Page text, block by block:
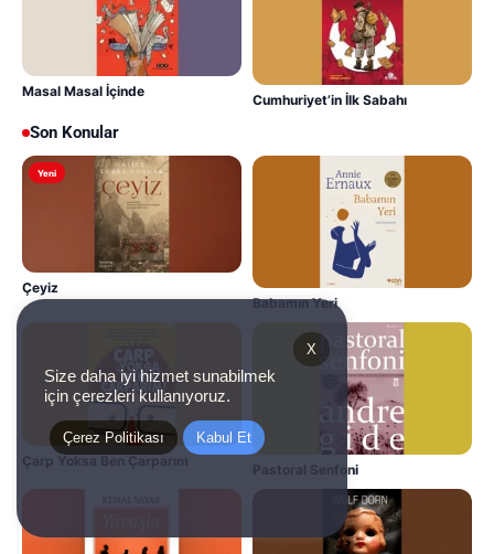
Masal Masal İçinde
Cumhuriyet’in İlk Sabahı
Son Konular
Yeni
Çeyiz
Babamın Yeri
Çarp Yoksa Ben Çarparım
Pastoral Senfoni
X
Size daha iyi hizmet sunabilmek
için çerezleri kullanıyoruz.
Çerez Politikası Kabul Et